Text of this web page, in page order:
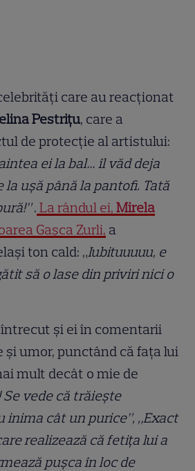
care au reacționat
Pestrițu, care a
de protecție al artistului:
ei la bal… îl văd deja
la ușă până la pantofi. Tată
. La rândul ei,Mirela
Gașca Zurli, a
ton cald: „Iubituuuuu, e
să o lase din priviri nici o
și ei în comentarii
și umor, punctând că fața lui
mult decât o mie de
Se vede că trăiește
inima cât un purice”, „Exact
realizează că fetița lui a
pușca în loc de